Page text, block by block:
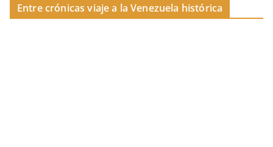
Entre crónicas viaje a la Venezuela histórica